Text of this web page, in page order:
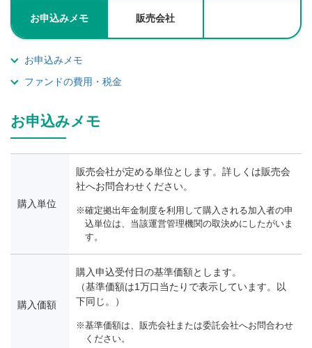
お申込みメモ 販売会社
お申込みメモ
ファンドの費用・税金
お申込みメモ
購入単位
販売会社が定める単位とします。詳しくは販売会
社へお問合わせください。
確定拠出年金制度を利用して購入される加入者の申
込単位は、当該運営管理機関の取決めにしたがいま
す。
購入価額
購入申込受付日の基準価額とします。
（基準価額は1万口当たりで表示しています。以
下同じ。）
基準価額は、販売会社または委託会社へお問合わせ
ください。